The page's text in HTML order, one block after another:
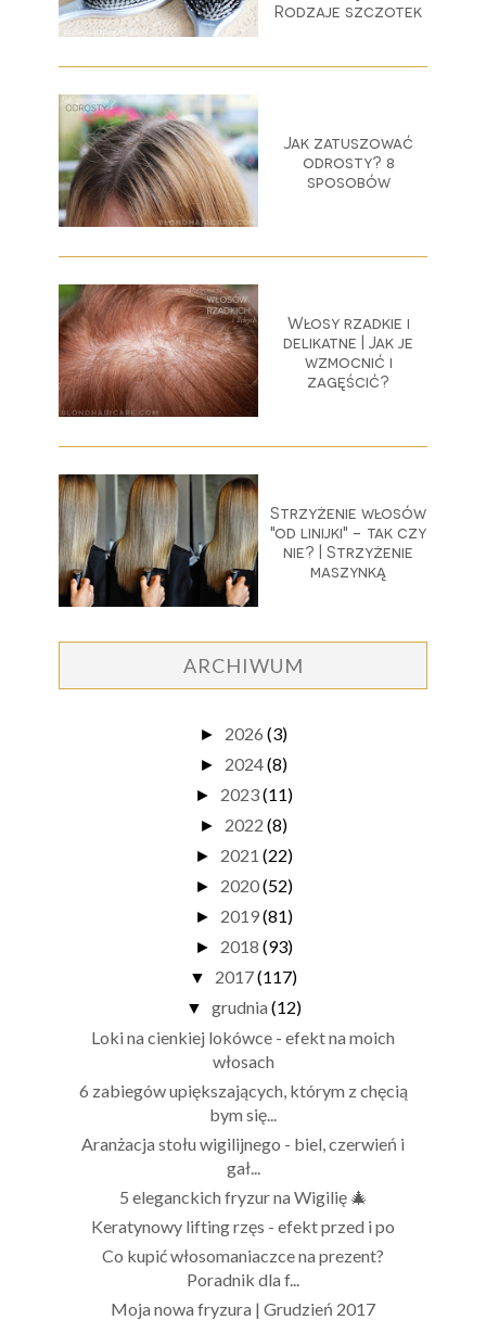
Rodzaje szczotek
Jak zatuszować
odrosty? 8
sposobów
Włosy rzadkie i
delikatne | Jak je
wzmocnić i
zagęścić?
Strzyżenie włosów
"od linijki" - tak czy
nie? | Strzyżenie
maszynką
ARCHIWUM
► 2026 (3)
► 2024(8)
► 2023(11)
► 2022 (8)
► 2021 (22)
► 2020(52)
► 2019(81)
► 2018 (93)
▼ 2017(117)
▼ grudnia (12)
Loki na cienkiej lokówce - efekt na moich
włosach
6 zabiegów upiększających, którym z chęcią
bym się...
Aranżacja stołu wigilijnego - biel, czerwień i
gał...
5 eleganckich fryzur na Wigilię 🎄
Keratynowy lifting rzęs - efekt przed i po
Co kupić włosomaniaczce na prezent?
Poradnik dla f...
Moja nowa fryzura | Grudzień 2017